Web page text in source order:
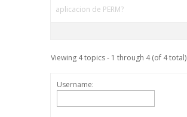
aplicacion de PERM?
Viewing 4 topics - 1 through 4 (of 4 total)
Username: